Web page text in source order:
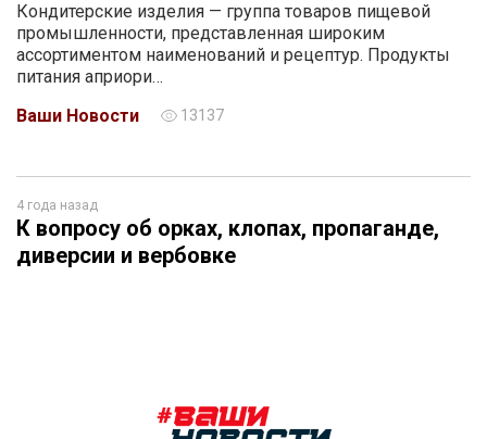
Кондитерские изделия — группа товаров пищевой
промышленности, представленная широким
ассортиментом наименований и рецептур. Продукты
питания априори…
Ваши Новости
13137
4 года назад
К вопросу об орках, клопах, пропаганде,
диверсии и вербовке